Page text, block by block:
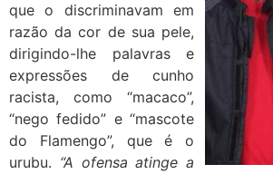
que o discriminavam em
razão da cor de sua pele,
dirigindo-lhe palavras e
expressões de cunho
racista, como “macaco”,
“nego fedido” e “mascote
do Flamengo”, que é o
urubu. “A ofensa atinge a